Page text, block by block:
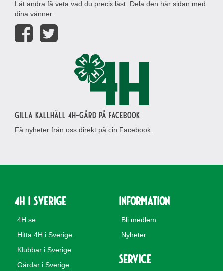
Låt andra få veta vad du precis läst. Dela den här sidan med
dina vänner.
Gilla Kallhäll 4H-gård på Facebook
Få nyheter från oss direkt på din Facebook.
4H i Sverige
4H.se
Hitta 4H i Sverige
Klubbar i Sverige
Gårdar i Sverige
Information
Bli medlem
Nyheter
Service